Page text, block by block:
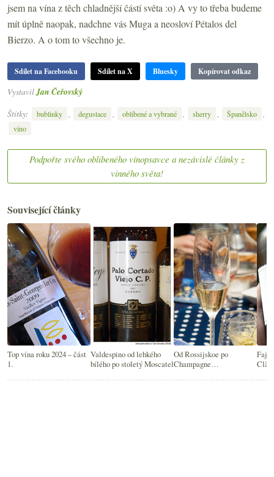
jsem na vína z těch chladnější částí světa :o) A vy to třeba budeme
mít úplně naopak, nadchne vás Muga a neosloví Pétalos del
Bierzo. A o tom to všechno je.
Sdílet na Facebooku Sdílet na X Bluesky Kopírovat odkaz
Vystavil Jan Čeřovský
Štítky:
bublinky , degustace , oblíbené a vybrané , sherry , Španělsko ,
víno
Podpořte svého oblíbeného vínopsavce a nezávislé články z
vinného světa!
Související články
Top vína roku 2024 – část
1.
Valdespino od lehkého
bílého po stoletý Moscatel
Od Rossijskoe po
Champagne…
Fajn